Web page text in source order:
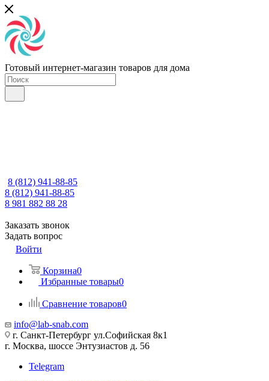
Готовый интернет-магазин товаров для дома
8 (812) 941-88-85
8 (812) 941-88-85
8 981 882 88 28
Заказать звонок
Задать вопрос
Войти
Корзина0
Избранные товары0
Сравнение товаров0
info@lab-snab.com
г. Санкт-Петербург ул.Софийская 8к1
г. Москва, шоссе Энтузиастов д. 56
Telegram